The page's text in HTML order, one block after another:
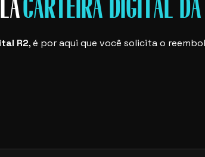
R2, é por aqui que você solicita o